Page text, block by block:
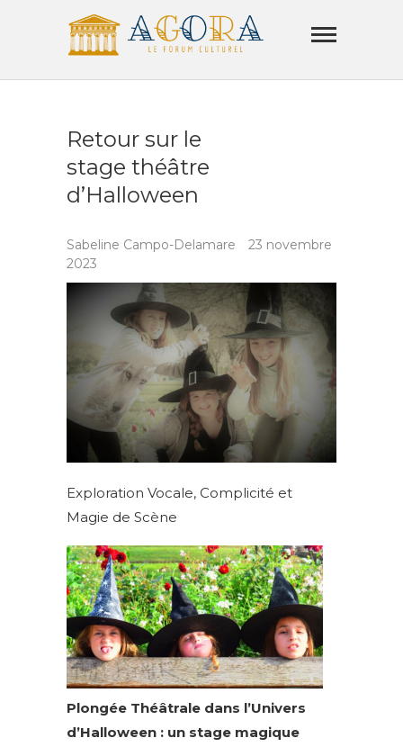
Agora
LE FORUM CULTUREL
Retour sur le
stage théâtre
d’Halloween
Sabeline Campo-Delamare
23 novembre
2023
Exploration Vocale, Complicité et
Magie de Scène
Plongée Théâtrale dans l’Univers
d’Halloween : un stage magique